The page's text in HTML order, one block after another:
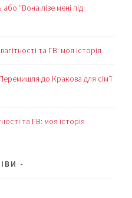
“Вона лізе мені під
та ГВ: моя історія
до Кракова для сім’ї
та ГВ: моя історія